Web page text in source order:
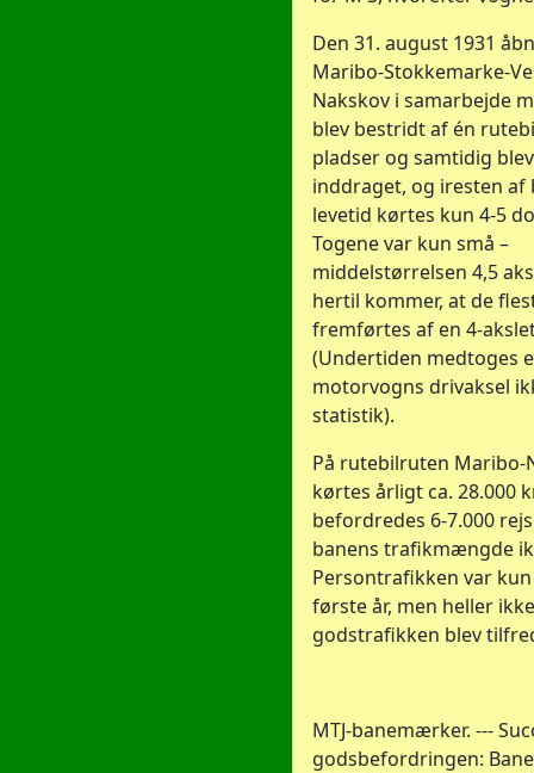
Den 31. august 1931
Maribo-Stokkemarke-
Nakskov i samarbejde
blev bestridt af én
pladser og samtidig
inddraget, og iresten af
levetid kørtes kun 4-5
Togene var kun små –
middelstørrelsen 4,5
hertil kommer, at de
fremførtes af en 4-
(Undertiden medtoges
motorvogns drivaksel
statistik).
På rutebilruten Maribo-
kørtes årligt ca. 28.000
befordredes 6-7.000
banens trafikmængde
Persontrafikken var
første år, men heller ikke
godstrafikken blev
MTJ-banemærker. ---
godsbefordringen: